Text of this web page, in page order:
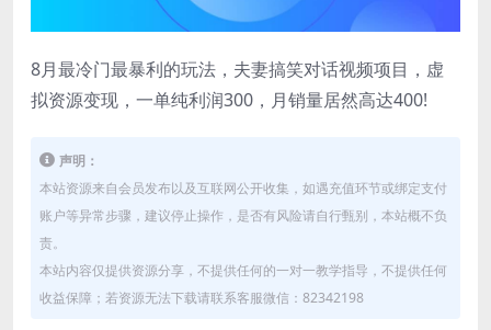
8月最冷门最暴利的玩法，夫妻搞笑对话视频项目，虚
拟资源变现，一单纯利润300，月销量居然高达400!
声明：
本站资源来自会员发布以及互联网公开收集，如遇充值环节或绑定支付
账户等异常步骤，建议停止操作，是否有风险请自行甄别，本站概不负
责。
本站内容仅提供资源分享，不提供任何的一对一教学指导，不提供任何
收益保障；若资源无法下载请联系客服微信：82342198